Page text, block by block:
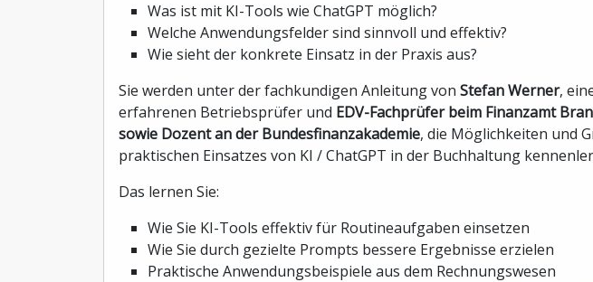
Was ist mit KI-Tools wie ChatGPT möglich?
Welche Anwendungsfelder sind sinnvoll und effektiv?
Wie sieht der konkrete Einsatz in der Praxis aus?
Sie werden unter der fachkundigen Anleitung von Stefan Werner,
erfahrenen Betriebsprüfer und EDV-Fachprüfer beim Finanzamt
sowie Dozent an der Bundesfinanzakademie, die Möglichkeiten und
praktischen Einsatzes von KI / ChatGPT in der Buchhaltung
Das lernen Sie:
Wie Sie KI-Tools effektiv für Routineaufgaben einsetzen
Wie Sie durch gezielte Prompts bessere Ergebnisse erzielen
Praktische Anwendungsbeispiele aus dem Rechnungswesen